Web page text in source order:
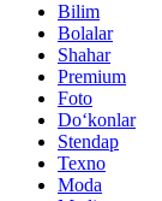
Bilim
Bolalar
Shahar
Premium
Foto
Do‘konlar
Stendap
Texno
Moda